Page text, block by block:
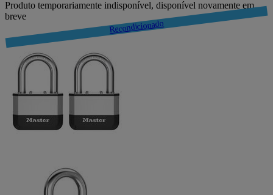
Produto temporariamente indisponível, disponível novamente em
breve